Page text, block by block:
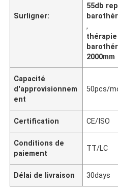
Surligner:
55db
,
thérapie
2000mm
Capacité
d'approvisionnem
ent
50pcs/
Certification CE/ISO
Conditions de
paiement
TT/LC
Délai de livraison 30days